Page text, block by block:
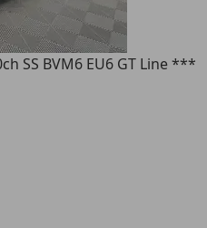
SS BVM6 EU6 GT Line ***